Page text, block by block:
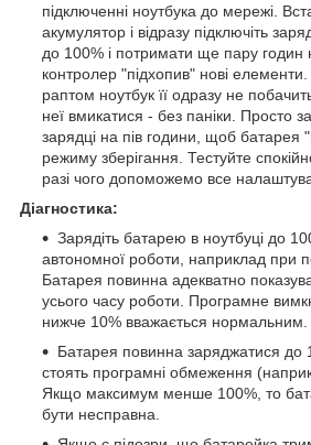
підключенні ноутбука до мережі.
акумулятор і відразу підключіть
до 100% і потримати ще пару годин
контролер "підхопив" нові
раптом ноутбук її одразу не
неї вмикатися - без паніки. Просто
зарядці на пів години, щоб батарея
режиму зберігання. Тестуйте
разі чого допоможемо все
Діагностика:
Зарядіть батарею в ноутбуці до
автономної роботи, наприклад при
Батарея повинна адекватно
усього часу роботи. Програмне
нижче 10% вважається нормальним.
Батарея повинна заряджатися до
стоять програмні обмеження
Якщо максимум менше 100%, то
бути несправна.